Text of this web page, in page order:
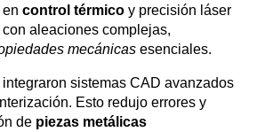
control térmico y precisión láser
aleaciones complejas,
mecánicas esenciales.
sistemas CAD avanzados
Esto redujo errores y
de piezas metálicas